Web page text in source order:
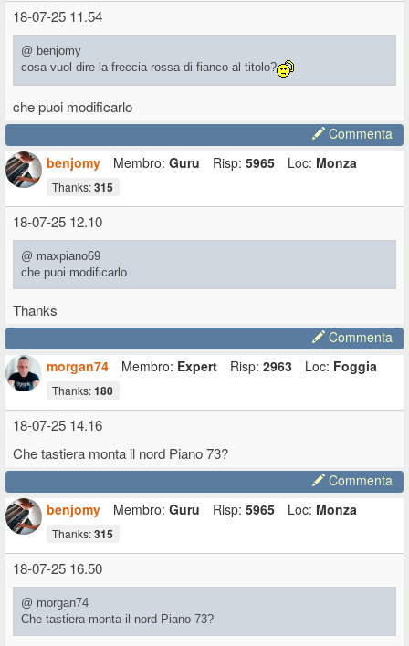
18-07-25 11.54
@ benjomy
cosa vuol dire la freccia rossa di fianco al titolo?
che puoi modificarlo
Commenta
benjomy
Membro: Guru Risp: 5965 Loc: Monza
Thanks:315
18-07-25 12.10
@ maxpiano69
che puoi modificarlo
Thanks
Commenta
morgan74
Membro: Expert Risp: 2963 Loc: Foggia
Thanks:180
18-07-25 14.16
Che tastiera monta il nord Piano 73?
Commenta
benjomy
Membro: Guru Risp: 5965 Loc: Monza
Thanks:315
18-07-25 16.50
@ morgan74
Che tastiera monta il nord Piano 73?